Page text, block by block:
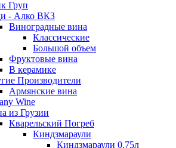
Груп
- Алко ВКЗ
Виноградные вина
Классические
Большой объем
Фруктовые вина
В керамике
Производители
Армянские вина
Wine
из Грузии
Кварельский Погреб
Киндзмараули
Киндзмараули 0,75л